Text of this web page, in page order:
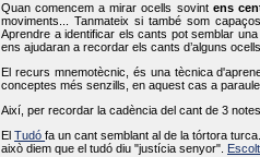
Quan comencem a mirar ocells sovint ens
moviments... Tanmateix si també som
Aprendre a identificar els cants pot semblar
ens ajudaran a recordar els cants d’alguns
El recurs mnemotècnic, és una tècnica
conceptes més senzills, en aquest cas a
Així, per recordar la cadència del cant de 3
ElTudófa un cant semblant al de la tórtora
això diem que el tudó diu "justícia senyor".